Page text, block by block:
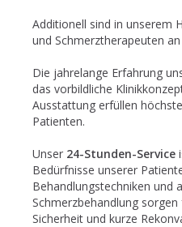
Additionell sind in unserem
und Schmerztherapeuten
Die jahrelange Erfahrung
das vorbildliche
Ausstattung erfüllen
Patienten.
Unser 24-Stunden-Service
Bedürfnisse unserer
Behandlungstechniken und
Schmerzbehandlung
Sicherheit und kurze